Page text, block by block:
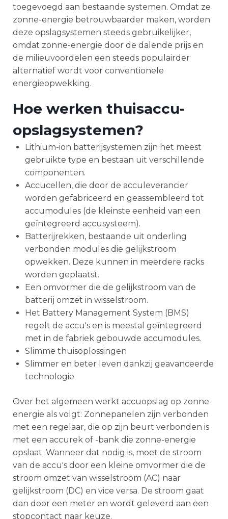
toegevoegd aan bestaande systemen. Omdat ze
zonne-energie betrouwbaarder maken, worden
deze opslagsystemen steeds gebruikelijker,
omdat zonne-energie door de dalende prijs en
de milieuvoordelen een steeds populairder
alternatief wordt voor conventionele
energieopwekking.
Hoe werken thuisaccu-
opslagsystemen?
Lithium-ion batterijsystemen zijn het meest
gebruikte type en bestaan uit verschillende
componenten.
Accucellen, die door de acculeverancier
worden gefabriceerd en geassembleerd tot
accumodules (de kleinste eenheid van een
geïntegreerd accusysteem).
Batterijrekken, bestaande uit onderling
verbonden modules die gelijkstroom
opwekken. Deze kunnen in meerdere racks
worden geplaatst.
Een omvormer die de gelijkstroom van de
batterij omzet in wisselstroom.
Het Battery Management System (BMS)
regelt de accu's en is meestal geïntegreerd
met in de fabriek gebouwde accumodules.
Slimme thuisoplossingen
Slimmer en beter leven dankzij geavanceerde
technologie
Over het algemeen werkt accuopslag op zonne-
energie als volgt: Zonnepanelen zijn verbonden
met een regelaar, die op zijn beurt verbonden is
met een accurek of -bank die zonne-energie
opslaat. Wanneer dat nodig is, moet de stroom
van de accu's door een kleine omvormer die de
stroom omzet van wisselstroom (AC) naar
gelijkstroom (DC) en vice versa. De stroom gaat
dan door een meter en wordt geleverd aan een
stopcontact naar keuze.